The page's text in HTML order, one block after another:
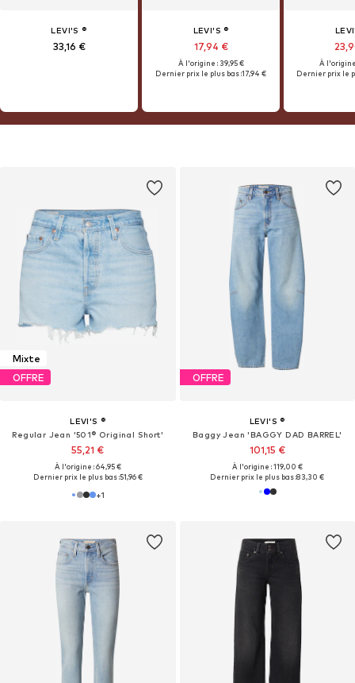
Mixte
OFFRE
LEVI'S ®
Regular Jean '501® Original Short'
55,21 €
À l'origine : 64,95 €
Dernier prix le plus bas :51,96 €
+1
OFFRE
LEVI'S ®
Baggy Jean 'BAGGY DAD BARREL'
101,15 €
À l'origine : 119,00 €
Dernier prix le plus bas :83,30 €
LEVI'S ®
33,16 €
LEVI'S ®
17,94 €
À l'origine : 39,95 €
Dernier prix le plus bas :17,94 €
À
Dernier prix le